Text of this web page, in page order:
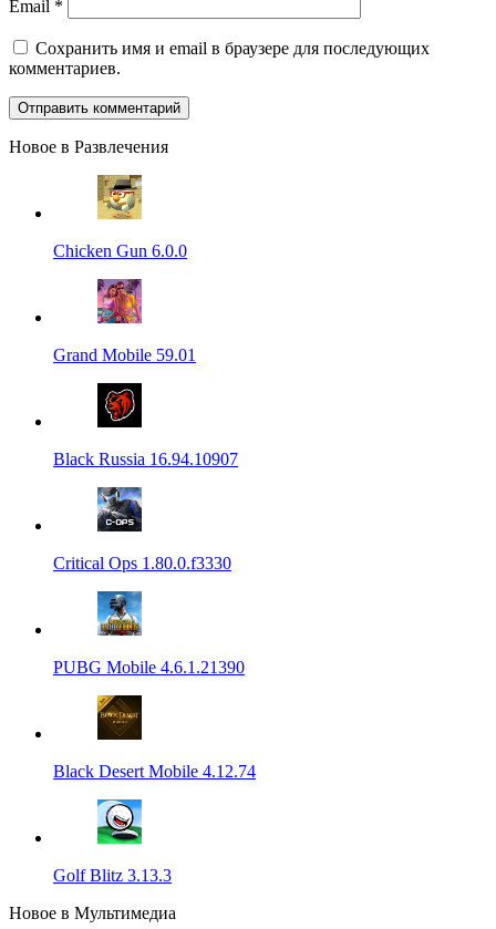
Email *
Сохранить имя и email в браузере для последующих
комментариев.
Новое в Развлечения
Chicken Gun 6.0.0
Grand Mobile 59.01
Black Russia 16.94.10907
Critical Ops 1.80.0.f3330
PUBG Mobile 4.6.1.21390
Black Desert Mobile 4.12.74
Golf Blitz 3.13.3
Новое в Мультимедиа